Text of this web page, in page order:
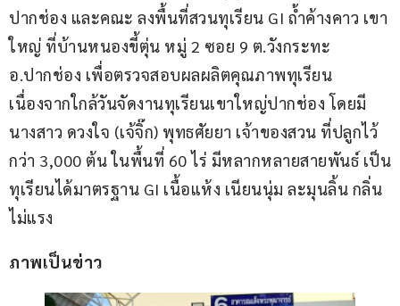
ปากช่อง และคณะ ลงพื้นที่สวนทุเรียน GI ถ้ำค้างคาว เขา
ใหญ่ ที่บ้านหนองขี้ตุ่น หมู่ 2 ซอย 9 ต.วังกระทะ
อ.ปากช่อง เพื่อตรวจสอบผลผลิตคุณภาพทุเรียน
เนื่องจากใกล้วันจัดงานทุเรียนเขาใหญ่ปากช่อง โดยมี
นางสาว ดวงใจ (เจ้จิ๊ก) พุทธศัยยา เจ้าของสวน ที่ปลูกไว้
กว่า 3,000 ต้น ในพื้นที่ 60 ไร่ มีหลากหลายสายพันธ์ เป็น
ทุเรียนได้มาตรฐาน GI เนื้อแห้ง เนียนนุ่ม ละมุนลิ้น กลิ่น
ไม่แรง
ภาพเป็นข่าว